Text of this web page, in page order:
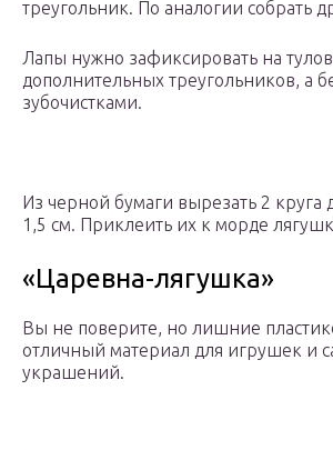
треугольник. По аналогии собрать
Лапы нужно зафиксировать на
дополнительных треугольников, а
зубочистками.
Из черной бумаги вырезать 2 круга
1,5 см. Приклеить их к морде
«Царевна-лягушка»
Вы не поверите, но лишние
отличный материал для игрушек и
украшений.